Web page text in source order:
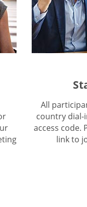
All
country
access code.
link to